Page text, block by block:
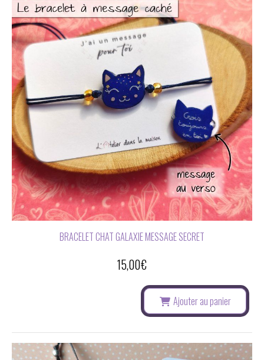
BRACELET CHAT GALAXIE MESSAGE SECRET
15,00€
Ajouter au panier